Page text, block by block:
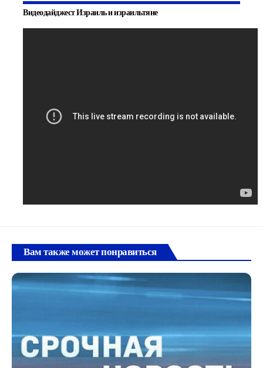
Видеодайджест Израиль и израильтяне
Вам также может понравиться